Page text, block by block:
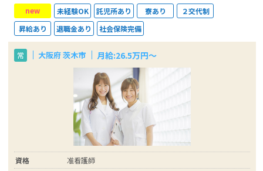
new 未経験OK 託児所あり 寮あり
２交代制
昇給あり
退職金あり 社会保険完備
常 大阪府 茨木市 月給:26.5万円～
資格
准看護師